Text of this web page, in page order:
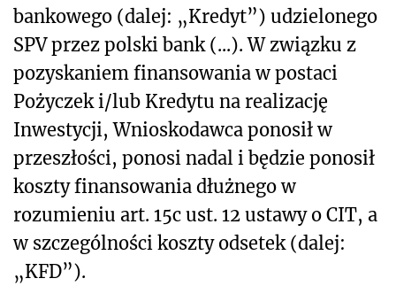
bankowego (dalej: „Kredyt”) udzielonego
SPV przez polski bank (...). W związku z
pozyskaniem finansowania w postaci
Pożyczek i/lub Kredytu na realizację
Inwestycji, Wnioskodawca ponosił w
przeszłości, ponosi nadal i będzie ponosił
koszty finansowania dłużnego w
rozumieniu art. 15c ust. 12 ustawy o CIT, a
w szczególności koszty odsetek (dalej:
„KFD”).